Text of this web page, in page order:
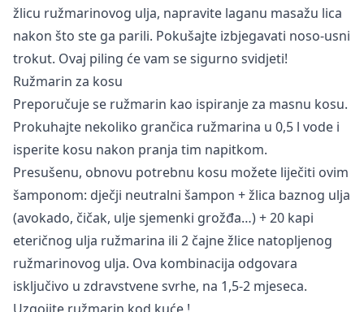
žlicu ružmarinovog ulja, napravite laganu masažu lica
nakon što ste ga parili. Pokušajte izbjegavati noso-usni
trokut. Ovaj piling će vam se sigurno svidjeti!
Ružmarin za kosu
Preporučuje se ružmarin kao ispiranje za masnu kosu.
Prokuhajte nekoliko grančica ružmarina u 0,5 l vode i
isperite kosu nakon pranja tim napitkom.
Presušenu, obnovu potrebnu kosu možete liječiti ovim
šamponom: dječji neutralni šampon + žlica baznog ulja
(avokado, čičak, ulje sjemenki grožđa…) + 20 kapi
eteričnog ulja ružmarina ili 2 čajne žlice natopljenog
ružmarinovog ulja. Ova kombinacija odgovara
isključivo u zdravstvene svrhe, na 1,5-2 mjeseca.